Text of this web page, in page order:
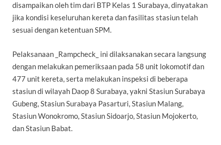
disampaikan oleh tim dari BTP Kelas 1 Surabaya, dinyatakan
jika kondisi keseluruhan kereta dan fasilitas stasiun telah
sesuai dengan ketentuan SPM.
Pelaksanaan _Rampcheck_ ini dilaksanakan secara langsung
dengan melakukan pemeriksaan pada 58 unit lokomotif dan
477 unit kereta, serta melakukan inspeksi di beberapa
stasiun di wilayah Daop 8 Surabaya, yakni Stasiun Surabaya
Gubeng, Stasiun Surabaya Pasarturi, Stasiun Malang,
Stasiun Wonokromo, Stasiun Sidoarjo, Stasiun Mojokerto,
dan Stasiun Babat.